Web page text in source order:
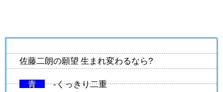
佐藤二朗の願望 生まれ変わるなら?
青 -くっきり二重